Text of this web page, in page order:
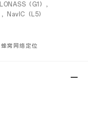
（G1），
NavIC（L5）
窝网络定位